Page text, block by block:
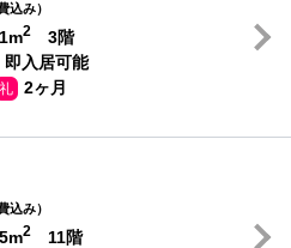
込み）
2
3階
即入居可能
礼 2ヶ月
込み）
2
11階